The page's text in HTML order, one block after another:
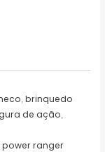
,brinquedo
de ação
,power ranger